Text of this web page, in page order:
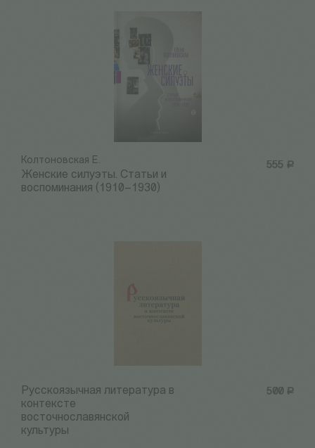
555 Р
Колтоновская Е.
Женские силуэты. Статьи и
воспоминания (1910–1930)
500 Р
Русскоязычная литература в
контексте
восточнославянской
культуры